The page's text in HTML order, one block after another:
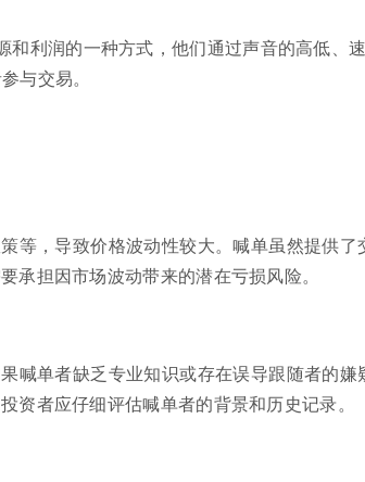
利润的一种方式，他们通过声音的高低、
与交易。
等，导致价格波动性较大。喊单虽然提供了
担因市场波动带来的潜在亏损风险。
喊单者缺乏专业知识或存在误导跟随者的嫌
者应仔细评估喊单者的背景和历史记录。